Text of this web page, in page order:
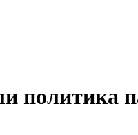
политика